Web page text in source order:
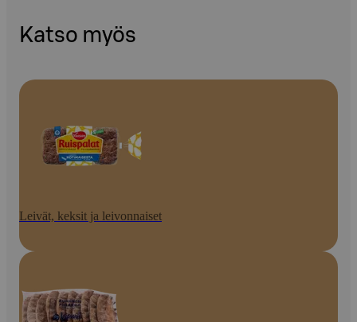
Katso myös
Leivät, keksit ja leivonnaiset